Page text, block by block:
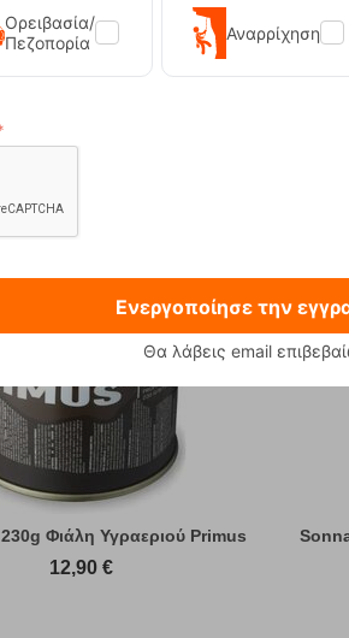
M Triple blk Ανδρικά Σανδάλια
Keen
Φιάλη Υγραεριού Primus
12,90 €
Ορειβασία/
Πεζοπορία
Αναρρίχηση
Ενεργοποίησε την
Θα λάβεις email